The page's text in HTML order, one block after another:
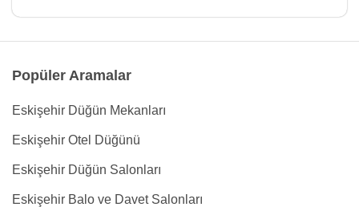
Popüler Aramalar
Eskişehir Düğün Mekanları
Eskişehir Otel Düğünü
Eskişehir Düğün Salonları
Eskişehir Balo ve Davet Salonları